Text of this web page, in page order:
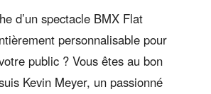
d’un spectacle BMX Flat
personnalisable pour
public ? Vous êtes au bon
Kevin Meyer, un passionné